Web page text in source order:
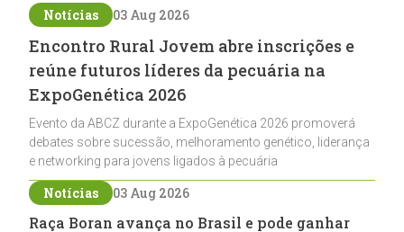
Notícias 03 Aug 2026
Encontro Rural Jovem abre inscrições e
reúne futuros líderes da pecuária na
ExpoGenética 2026
Evento da ABCZ durante a ExpoGenética 2026 promoverá
debates sobre sucessão, melhoramento genético, liderança
e networking para jovens ligados à pecuária
Notícias 03 Aug 2026
Raça Boran avança no Brasil e pode ganhar